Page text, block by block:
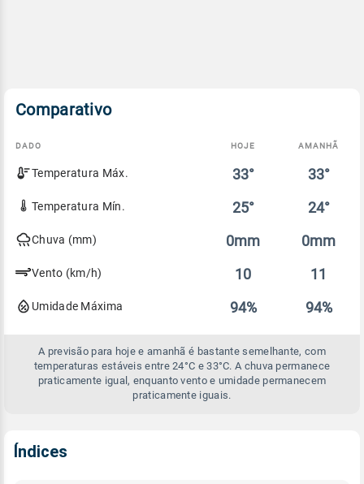
Comparativo
Comparativo
entre
previsão
hoje
DADO HOJE AMANHÃ
Temperatura Máx. 33° 33°
Temperatura Mín. 25° 24°
Chuva (mm) 0mm 0mm
Vento (km/h) 10 11
Umidade Máxima 94% 94%
A previsão para hoje e amanhã é bastante semelhante, com
temperaturas estáveis entre 24°C e 33°C. A chuva permanece
praticamente igual, enquanto vento e umidade permanecem
praticamente iguais.
Índices